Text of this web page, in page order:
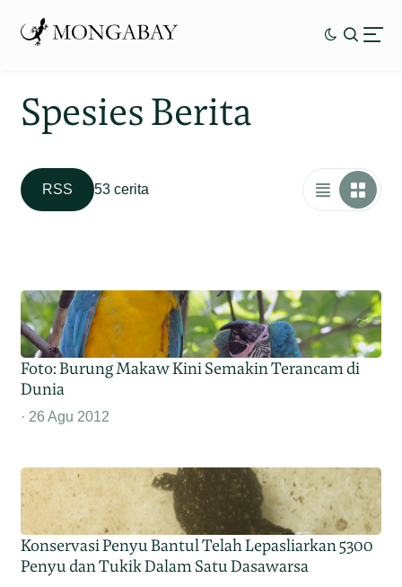
Spesies Berita
RSS 53 cerita
Foto: Burung Makaw Kini Semakin Terancam di
Dunia
26 Agu 2012
Konservasi Penyu Bantul Telah Lepasliarkan 5300
Penyu dan Tukik Dalam Satu Dasawarsa